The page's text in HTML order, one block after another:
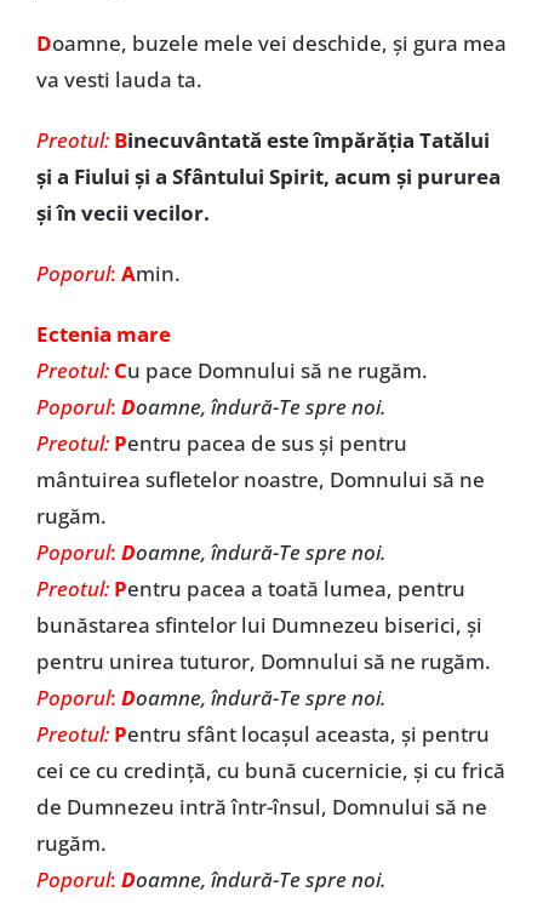
Doamne, buzele mele vei deschide, şi gura mea
va vesti lauda ta.
Preotul: Binecuvântată este împărăția Tatălui
și a Fiului și a Sfântului Spirit, acum și pururea
și în vecii vecilor.
Poporul: Amin.
Ectenia mare
Preotul: Cu pace Domnului să ne rugăm.
Poporul: Doamne, îndură-Te spre noi.
Preotul: Pentru pacea de sus și pentru
mântuirea sufletelor noastre, Domnului să ne
rugăm.
Poporul: Doamne, îndură-Te spre noi.
Preotul: Pentru pacea a toată lumea, pentru
bunăstarea sfintelor lui Dumnezeu biserici, și
pentru unirea tuturor, Domnului să ne rugăm.
Poporul: Doamne, îndură-Te spre noi.
Preotul: Pentru sfânt locașul aceasta, și pentru
cei ce cu credință, cu bună cucernicie, și cu frică
de Dumnezeu intră într-însul, Domnului să ne
rugăm.
Poporul: Doamne, îndură-Te spre noi.